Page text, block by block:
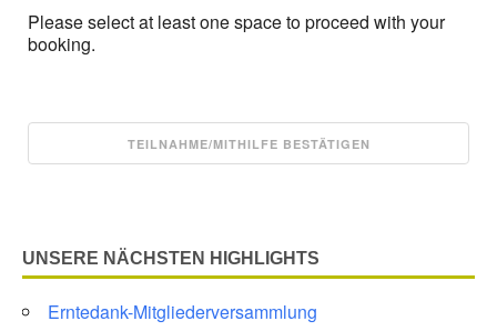
Please select at least one space to proceed with your
booking.
UNSERE NÄCHSTEN HIGHLIGHTS
Erntedank-Mitgliederversammlung